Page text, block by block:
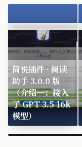
简悦插件 · 阅读
助手 3.0.0 版
（介绍一：接入
了 GPT 3.5 16k
模型）